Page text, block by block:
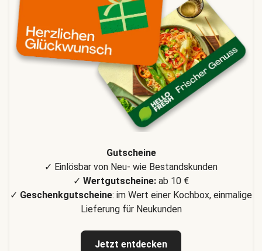
Gutscheine
✓ Einlösbar von Neu- wie Bestandskunden
✓ Wertgutscheine: ab 10 €
✓ Geschenkgutscheine: im Wert einer Kochbox, einmalige
Lieferung für Neukunden
Jetzt entdecken